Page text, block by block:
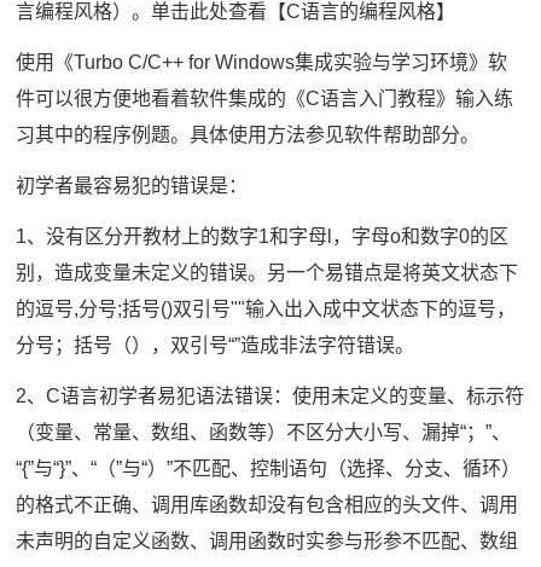
言编程风格）。单击此处查看【C语言的编程风格】
使用《Turbo C/C++ for Windows集成实验与学习环境》软
件可以很方便地看着软件集成的《C语言入门教程》输入练
习其中的程序例题。具体使用方法参见软件帮助部分。
初学者最容易犯的错误是：
1、没有区分开教材上的数字1和字母l，字母o和数字0的区
别，造成变量未定义的错误。另一个易错点是将英文状态下
的逗号,分号;括号()双引号""输入出入成中文状态下的逗号，
分号；括号（），双引号“”造成非法字符错误。
2、C语言初学者易犯语法错误：使用未定义的变量、标示符
（变量、常量、数组、函数等）不区分大小写、漏掉“；”、
“{”与“}”、“（”与“）”不匹配、控制语句（选择、分支、循环）
的格式不正确、调用库函数却没有包含相应的头文件、调用
未声明的自定义函数、调用函数时实参与形参不匹配、数组